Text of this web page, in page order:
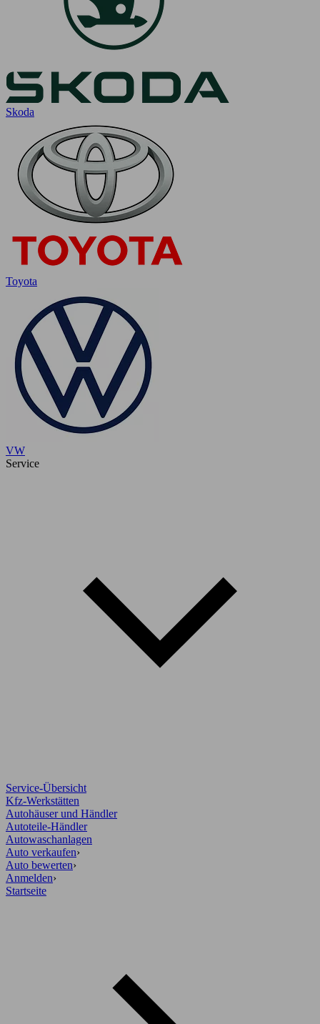
Skoda
Toyota
VW
Service
Service-Übersicht
Kfz-Werkstätten
Autohäuser und Händler
Autoteile-Händler
Autowaschanlagen
Auto verkaufen›
Auto bewerten›
Anmelden›
Startseite